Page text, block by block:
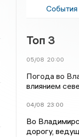
Топ 3
05/08 20:00
Погода во
влиянием
04/08 23:00
Во
дорогу,